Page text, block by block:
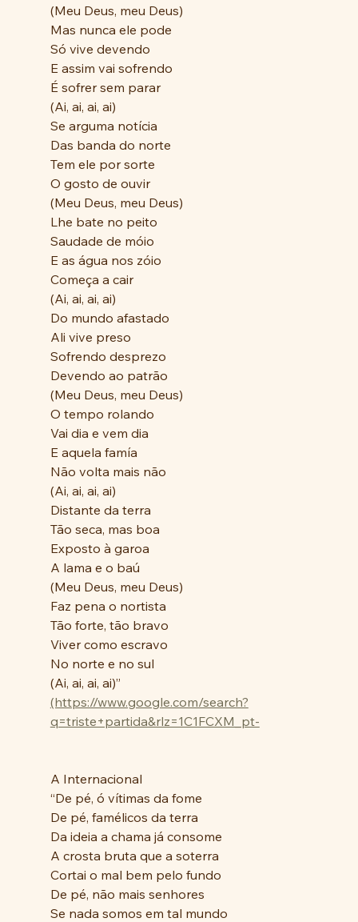
(Meu Deus, meu Deus)
Mas nunca ele pode
Só vive devendo
E assim vai sofrendo
É sofrer sem parar
(Ai, ai, ai, ai)
Se arguma notícia
Das banda do norte
Tem ele por sorte
O gosto de ouvir
(Meu Deus, meu Deus)
Lhe bate no peito
Saudade de móio
E as água nos zóio
Começa a cair
(Ai, ai, ai, ai)
Do mundo afastado
Ali vive preso
Sofrendo desprezo
Devendo ao patrão
(Meu Deus, meu Deus)
O tempo rolando
Vai dia e vem dia
E aquela famía
Não volta mais não
(Ai, ai, ai, ai)
Distante da terra
Tão seca, mas boa
Exposto à garoa
A lama e o baú
(Meu Deus, meu Deus)
Faz pena o nortista
Tão forte, tão bravo
Viver como escravo
No norte e no sul
(Ai, ai, ai, ai)”
(https://www.google.com/search?
q=triste+partida&rlz=1C1FCXM_pt-
A Internacional
“De pé, ó vítimas da fome
De pé, famélicos da terra
Da ideia a chama já consome
A crosta bruta que a soterra
Cortai o mal bem pelo fundo
De pé, não mais senhores
Se nada somos em tal mundo